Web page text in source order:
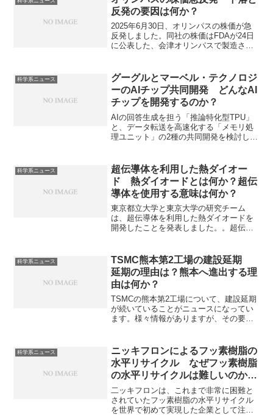
反発の要因は何か？
2025年6月30日、オリンパスの株価が急
反発しました。同社の株価はFDAが24日
に公表した、会津オリンパスで製造され
対応策を発表したことで、落ちつき株価
の反発が起きたものと考えらえれます。
株価の反発の背景やFDAの品質システム
規制とは何かを知ることができます。
科学系ニュース
グーグルとマーベル・テクノロジ
ーのAIチップ共同開発 どんなAI
チップを開発するのか？
AIの回答生成を担う「推論特化型TPU」
と、データ転送を高速化する「メモリ処
理ユニット」の2種の共同開発を検討して
科学系ニュース
超伝導体を利用した熱ダイオー
ド 熱ダイオードとは何か？超伝
導体を使用する意味は何か？
東京都立大学と東京大学の研究チーム
は、超伝導体を利用した熱ダイオードを
開発したことを発表しました。。超伝導
熱ダイオードとは何か、超伝導体を使用
する理由は何かを知ることができます。
科学系ニュース
TSMC熊本第2工場の建設延期
延期の理由は？熊本へ進出する理
由は何か？
TSMCの熊本第2工場について、建設延期
が続いていることがニュースになってい
ます。様々情報がありますが、その要因
投資を優先しているとの報道もあります
が、TSMCは否定してます。延期の理由
や状況を知ることができます。
科学系ニュース
ニッキフロンによるフッ素樹脂の
水平リサイクル なぜフッ素樹脂
の水平リサイクルは難しいのか？
ニッキフロンはどのように水平リ
サイクル可能にしたのか？
二ッキフロンは、これまで非常に困難と
されていたフッ素樹脂の水平リサイクル
を世界で初めて実現した企業として注目